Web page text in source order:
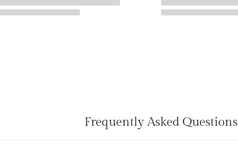
Frequently Asked Questions